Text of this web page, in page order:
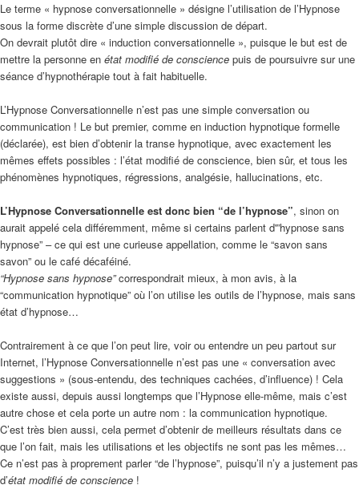
Le terme « hypnose conversationnelle » désigne l’utilisation de l’Hypnose
sous la forme discrète d’une simple discussion de départ.
On devrait plutôt dire « induction conversationnelle », puisque le but est de
mettre la personne en état modifié de conscience puis de poursuivre sur une
séance d’hypnothérapie tout à fait habituelle.
L’Hypnose Conversationnelle n’est pas une simple conversation ou
communication ! Le but premier, comme en induction hypnotique formelle
(déclarée), est bien d’obtenir la transe hypnotique, avec exactement les
mêmes effets possibles : l’état modifié de conscience, bien sûr, et tous les
phénomènes hypnotiques, régressions, analgésie, hallucinations, etc.
L’Hypnose Conversationnelle est donc bien “de l’hypnose”, sinon on
aurait appelé cela différemment, même si certains parlent d'”hypnose sans
hypnose” – ce qui est une curieuse appellation, comme le “savon sans
savon” ou le café décaféiné.
“Hypnose sans hypnose”correspondrait mieux, à mon avis, à la
“communication hypnotique” où l’on utilise les outils de l’hypnose, mais sans
état d’hypnose…
Contrairement à ce que l’on peut lire, voir ou entendre un peu partout sur
Internet, l’Hypnose Conversationnelle n’est pas une « conversation avec
suggestions » (sous-entendu, des techniques cachées, d’influence) ! Cela
existe aussi, depuis aussi longtemps que l’Hypnose elle-même, mais c’est
autre chose et cela porte un autre nom : la communication hypnotique.
C’est très bien aussi, cela permet d’obtenir de meilleurs résultats dans ce
que l’on fait, mais les utilisations et les objectifs ne sont pas les mêmes…
Ce n’est pas à proprement parler “de l’hypnose”, puisqu’il n’y a justement pas
d’état modifié de conscience !